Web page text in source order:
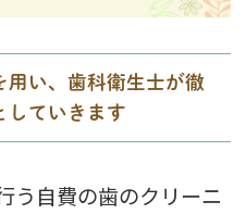
い、歯科衛生士が徹
していきます
う自費の歯のクリーニ